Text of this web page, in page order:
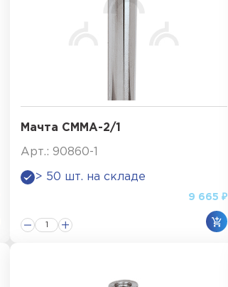
Мачта СММА-2/1
Арт.: 90860-1
> 50 шт. на складе
9 665 ₽